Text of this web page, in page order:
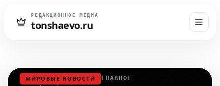
РЕДАКЦИОННОЕ МЕДИА
tonshaevo.ru
МИРОВЫЕ НОВОСТИ ГЛАВНОЕ